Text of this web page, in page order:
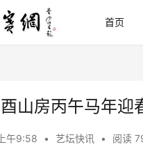
首页
山房丙午马年迎
午9:58 • 艺坛快讯 • 阅读